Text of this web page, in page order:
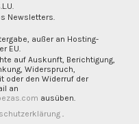
Newsletters.
außer an Hosting-
EU.
auf Auskunft, Berichtigung,
Widerspruch,
oder den Widerruf der
an
ausüben.